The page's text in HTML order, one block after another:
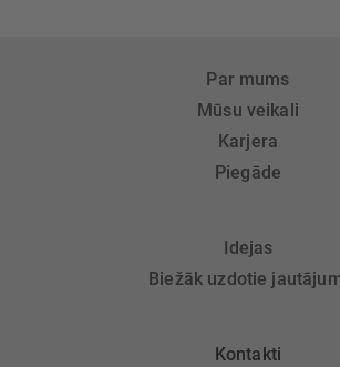
Par mums
Mūsu veikali
Karjera
Piegāde
Idejas
Biežāk uzdotie
Kontakti